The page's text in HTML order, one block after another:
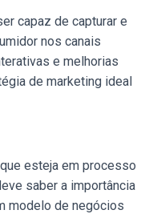
capaz de capturar e
nos canais
e melhorias
de marketing ideal
esteja em processo
saber a importância
modelo de negócios